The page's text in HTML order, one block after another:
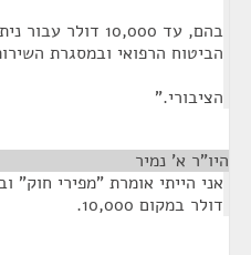
בהם, עד 10,000
הביטוח הרפואי ובמסגרת
הציבורי."
היו"ר א' נמיר
דולר במקום 10,000.